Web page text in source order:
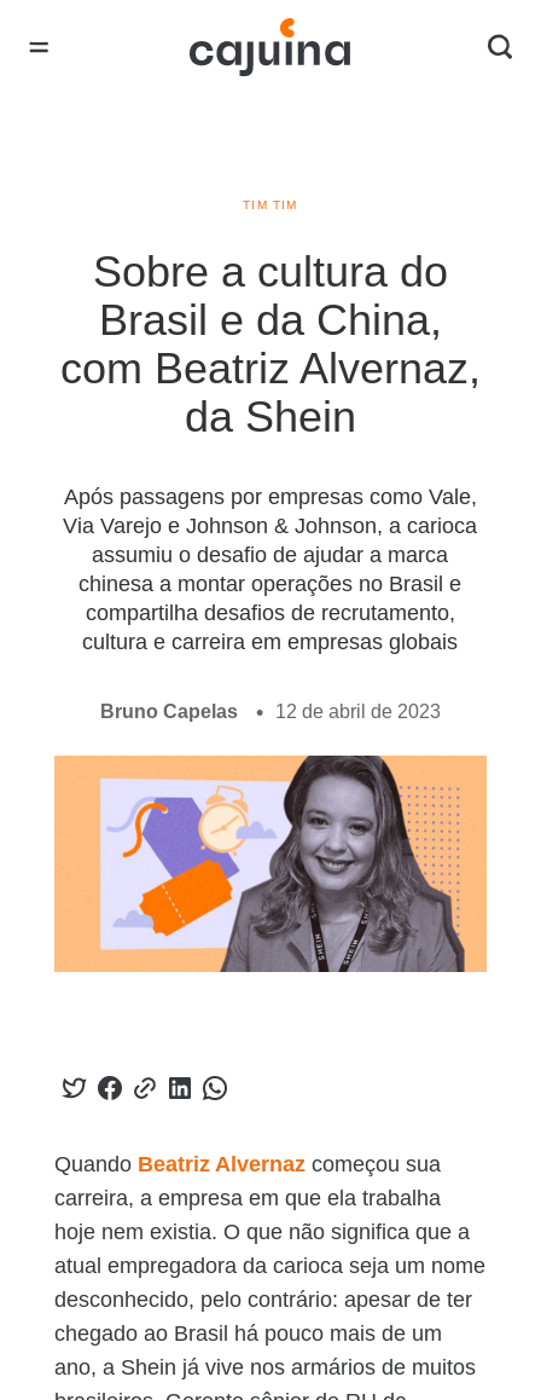
TIM TIM
Sobre a cultura do
Brasil e da China,
com Beatriz Alvernaz,
da Shein
Após passagens por empresas como Vale,
Via Varejo e Johnson & Johnson, a carioca
assumiu o desafio de ajudar a marca
chinesa a montar operações no Brasil e
compartilha desafios de recrutamento,
cultura e carreira em empresas globais
Bruno Capelas 12 de abril de 2023
Quando Beatriz Alvernazcomeçou sua
carreira, a empresa em que ela trabalha
hoje nem existia. O que não significa que a
atual empregadora da carioca seja um nome
desconhecido, pelo contrário: apesar de ter
chegado ao Brasil há pouco mais de um
ano, a Shein já vive nos armários de muitos